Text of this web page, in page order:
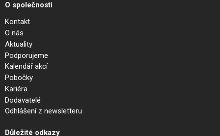
O společnosti
Kontakt
O nás
Aktuality
Podporujeme
Kalendář akcí
Pobočky
Kariéra
Dodavatelé
Odhlášení z newsletteru
Důležité odkazy